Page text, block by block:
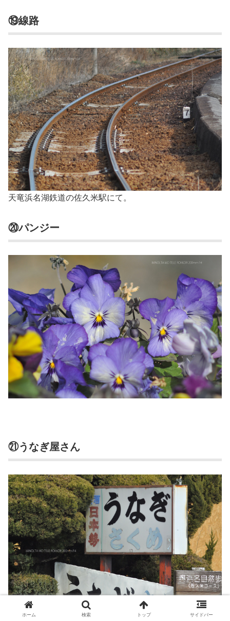
⑲線路
天竜浜名湖鉄道の佐久米駅にて。
⑳パンジー
㉑うなぎ屋さん
ホーム 検索 トップ サイドバー